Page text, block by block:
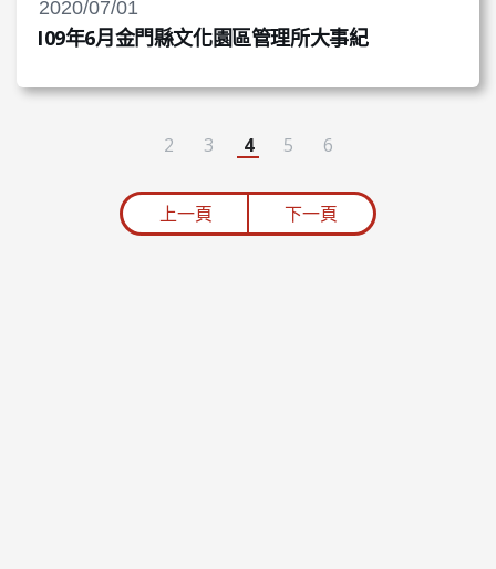
2020/07/01
109年6月金門縣文化園區管理所大事紀
2 3 4 5 6
上一頁 下一頁